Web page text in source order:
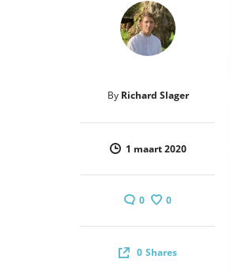
By Richard Slager
1 maart 2020
0 0
0 Shares